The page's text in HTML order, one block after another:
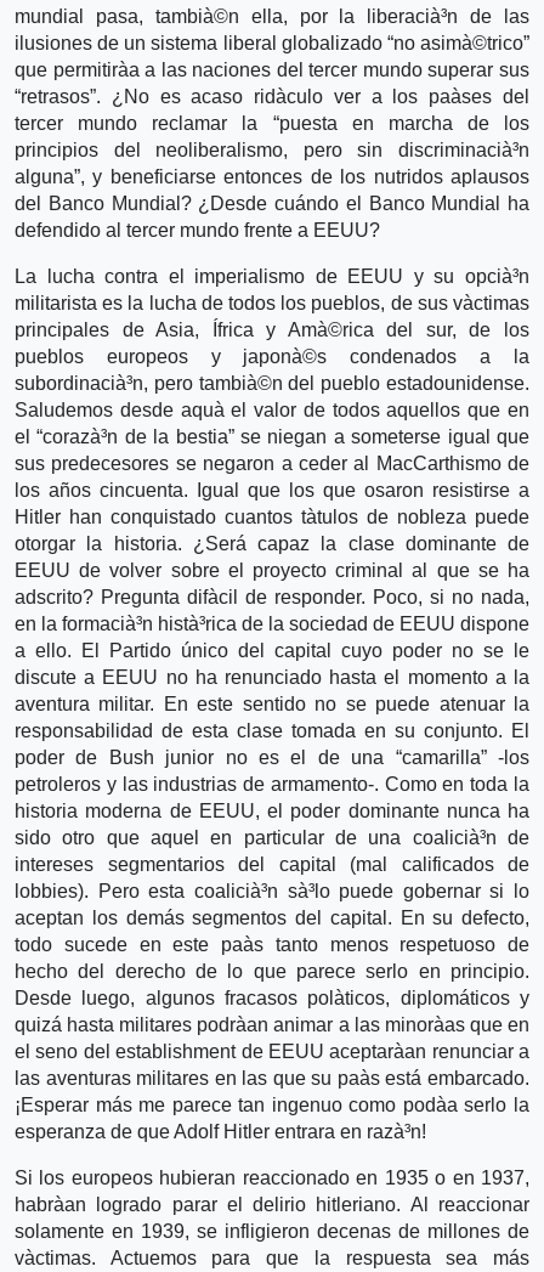
mundial pasa, tambià©n ella, por la liberacià³n de las
ilusiones de un sistema liberal globalizado “no asimà©trico”
que permitirà­a a las naciones del tercer mundo superar sus
“retrasos”. ¿No es acaso ridà­culo ver a los paà­ses del
tercer mundo reclamar la “puesta en marcha de los
principios del neoliberalismo, pero sin discriminacià³n
alguna”, y beneficiarse entonces de los nutridos aplausos
del Banco Mundial? ¿Desde cuándo el Banco Mundial ha
defendido al tercer mundo frente a EEUU?
La lucha contra el imperialismo de EEUU y su opcià³n
militarista es la lucha de todos los pueblos, de sus và­ctimas
principales de Asia, Ífrica y Amà©rica del sur, de los
pueblos europeos y japonà©s condenados a la
subordinacià³n, pero tambià©n del pueblo estadounidense.
Saludemos desde aquà­ el valor de todos aquellos que en
el “corazà³n de la bestia” se niegan a someterse igual que
sus predecesores se negaron a ceder al MacCarthismo de
los años cincuenta. Igual que los que osaron resistirse a
Hitler han conquistado cuantos tà­tulos de nobleza puede
otorgar la historia. ¿Será capaz la clase dominante de
EEUU de volver sobre el proyecto criminal al que se ha
adscrito? Pregunta difà­cil de responder. Poco, si no nada,
en la formacià³n histà³rica de la sociedad de EEUU dispone
a ello. El Partido único del capital cuyo poder no se le
discute a EEUU no ha renunciado hasta el momento a la
aventura militar. En este sentido no se puede atenuar la
responsabilidad de esta clase tomada en su conjunto. El
poder de Bush junior no es el de una “camarilla” -los
petroleros y las industrias de armamento-. Como en toda la
historia moderna de EEUU, el poder dominante nunca ha
sido otro que aquel en particular de una coalicià³n de
intereses segmentarios del capital (mal calificados de
lobbies). Pero esta coalicià³n sà³lo puede gobernar si lo
aceptan los demás segmentos del capital. En su defecto,
todo sucede en este paà­s tanto menos respetuoso de
hecho del derecho de lo que parece serlo en principio.
Desde luego, algunos fracasos polà­ticos, diplomáticos y
quizá hasta militares podrà­an animar a las minorà­as que en
el seno del establishment de EEUU aceptarà­an renunciar a
las aventuras militares en las que su paà­s está embarcado.
¡Esperar más me parece tan ingenuo como podà­a serlo la
esperanza de que Adolf Hitler entrara en razà³n!
Si los europeos hubieran reaccionado en 1935 o en 1937,
habrà­an logrado parar el delirio hitleriano. Al reaccionar
solamente en 1939, se infligieron decenas de millones de
và­ctimas. Actuemos para que la respuesta sea más